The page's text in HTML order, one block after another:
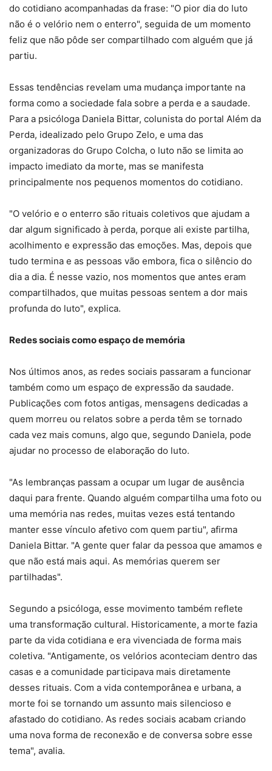
do cotidiano acompanhadas da frase: "O pior dia do luto
não é o velório nem o enterro", seguida de um momento
feliz que não pôde ser compartilhado com alguém que já
partiu.
Essas tendências revelam uma mudança importante na
forma como a sociedade fala sobre a perda e a saudade.
Para a psicóloga Daniela Bittar, colunista do portal Além da
Perda, idealizado pelo Grupo Zelo, e uma das
organizadoras do Grupo Colcha, o luto não se limita ao
impacto imediato da morte, mas se manifesta
principalmente nos pequenos momentos do cotidiano.
"O velório e o enterro são rituais coletivos que ajudam a
dar algum significado à perda, porque ali existe partilha,
acolhimento e expressão das emoções. Mas, depois que
tudo termina e as pessoas vão embora, fica o silêncio do
dia a dia. É nesse vazio, nos momentos que antes eram
compartilhados, que muitas pessoas sentem a dor mais
profunda do luto", explica.
Redes sociais como espaço de memória
Nos últimos anos, as redes sociais passaram a funcionar
também como um espaço de expressão da saudade.
Publicações com fotos antigas, mensagens dedicadas a
quem morreu ou relatos sobre a perda têm se tornado
cada vez mais comuns, algo que, segundo Daniela, pode
ajudar no processo de elaboração do luto.
"As lembranças passam a ocupar um lugar de ausência
daqui para frente. Quando alguém compartilha uma foto ou
uma memória nas redes, muitas vezes está tentando
manter esse vínculo afetivo com quem partiu", afirma
Daniela Bittar. "A gente quer falar da pessoa que amamos e
que não está mais aqui. As memórias querem ser
partilhadas".
Segundo a psicóloga, esse movimento também reflete
uma transformação cultural. Historicamente, a morte fazia
parte da vida cotidiana e era vivenciada de forma mais
coletiva. "Antigamente, os velórios aconteciam dentro das
casas e a comunidade participava mais diretamente
desses rituais. Com a vida contemporânea e urbana, a
morte foi se tornando um assunto mais silencioso e
afastado do cotidiano. As redes sociais acabam criando
uma nova forma de reconexão e de conversa sobre esse
tema", avalia.